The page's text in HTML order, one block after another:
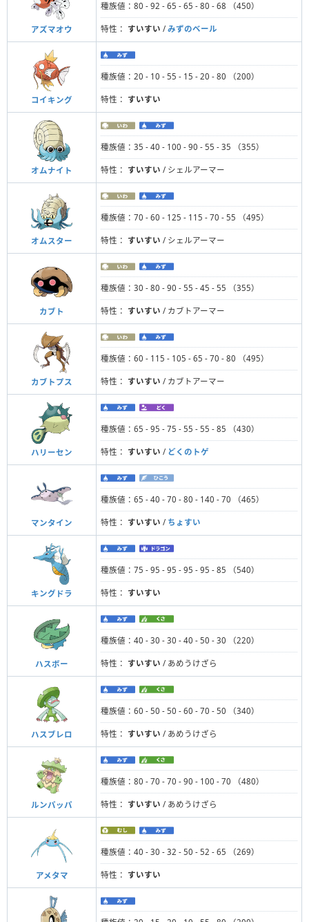
アズマオウ
種族値：80 - 92 - 65 - 65 - 80 - 68 （450）
特性： すいすい / みずのベール
コイキング
種族値：20 - 10 - 55 - 15 - 20 - 80 （200）
特性： すいすい
オムナイト
種族値：35 - 40 - 100 - 90 - 55 - 35 （355）
特性： すいすい / シェルアーマー
オムスター
種族値：70 - 60 - 125 - 115 - 70 - 55 （495）
特性： すいすい / シェルアーマー
カブト
種族値：30 - 80 - 90 - 55 - 45 - 55 （355）
特性： すいすい / カブトアーマー
カブトプス
種族値：60 - 115 - 105 - 65 - 70 - 80 （495）
特性： すいすい / カブトアーマー
ハリーセン
種族値：65 - 95 - 75 - 55 - 55 - 85 （430）
特性： すいすい / どくのトゲ
マンタイン
種族値：65 - 40 - 70 - 80 - 140 - 70 （465）
特性： すいすい / ちょすい
キングドラ
種族値：75 - 95 - 95 - 95 - 95 - 85 （540）
特性： すいすい
ハスボー
種族値：40 - 30 - 30 - 40 - 50 - 30 （220）
特性： すいすい / あめうけざら
ハスブレロ
種族値：60 - 50 - 50 - 60 - 70 - 50 （340）
特性： すいすい / あめうけざら
ルンパッパ
種族値：80 - 70 - 70 - 90 - 100 - 70 （480）
特性： すいすい / あめうけざら
アメタマ
種族値：40 - 30 - 32 - 50 - 52 - 65 （269）
特性： すいすい